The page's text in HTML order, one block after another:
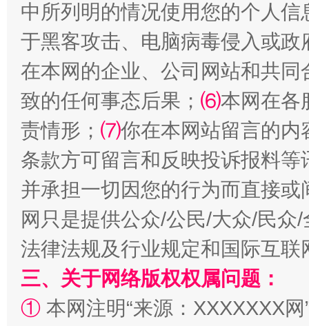
受贿1.44亿！段成刚被判无期 从幼
全民健身五年计划来了！等你上场
中所列明的情况使用您的个人
于黑客攻击、电脑病毒侵入或
在本网的企业、公司网站和共
致的任何事态后果； ⑹本网在各
责情形； ⑺你在本网站留言的内
条款方可留言和反映投诉报料
并承担一切因您的行为而直接
网只是提供公众/公民/大众/民
法律法规及行业规定和国际互
三、关于网络版权权属问题：
① 本网注明“来源：XXXXXXX